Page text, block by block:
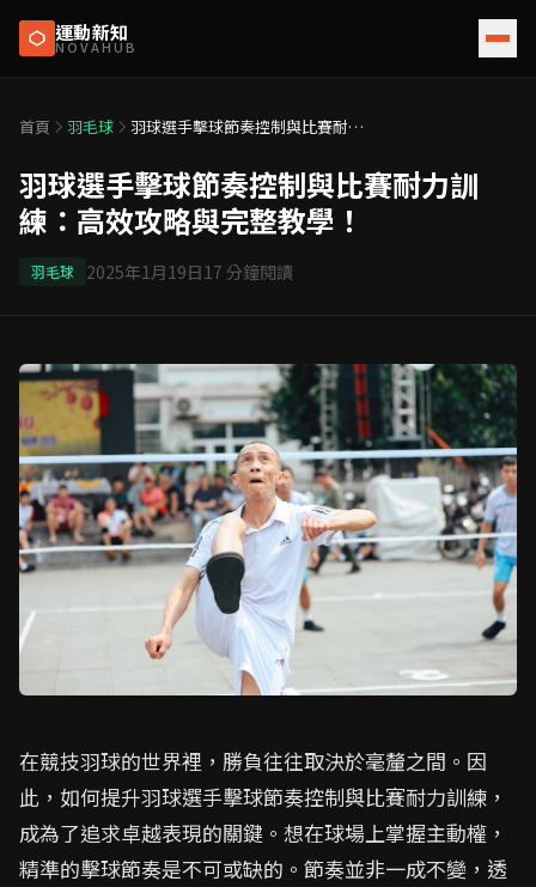
運動新知
NOVAHUB
首頁 羽毛球
羽球選手擊球節奏控制與比賽耐力
羽球選手擊球節奏控制與比賽耐力訓
練：高效攻略與完整教學！
羽毛球 2025年1月19日17 分鐘閱讀
在競技羽球的世界裡，勝負往往取決於毫釐之間。因
此，如何提升羽球選手擊球節奏控制與比賽耐力訓練，
成為了追求卓越表現的關鍵。想在球場上掌握主動權，
精準的擊球節奏是不可或缺的。節奏並非一成不變，透